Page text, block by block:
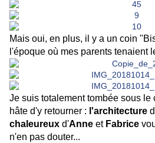
Mais oui, en plus, il y a un coin
l'époque où mes parents tenaient
Je suis totalement tombée sous le
hâte d'y retourner : l'architecture
chaleureux d'Anne et Fabrice
n'en pas douter...